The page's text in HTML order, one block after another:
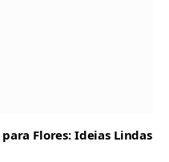
Flores: Ideias Lindas